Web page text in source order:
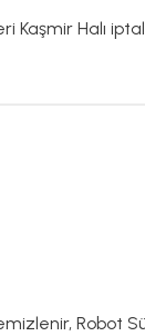
Halı iptal
Robot